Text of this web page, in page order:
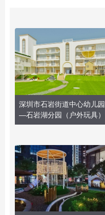
深圳市石岩街道中心幼儿园
—石岩湖分园（户外玩具）